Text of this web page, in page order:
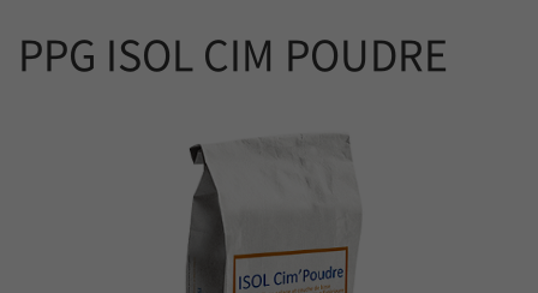
PPG ISOL CIM POUDRE